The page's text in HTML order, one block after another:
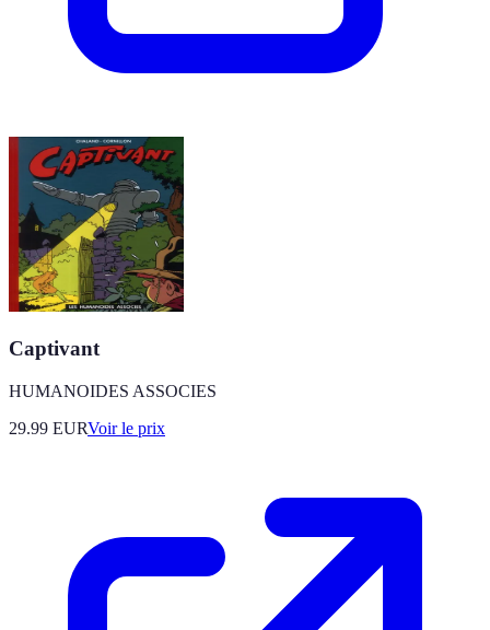
Captivant
HUMANOIDES ASSOCIES
29.99 EURVoir le prix